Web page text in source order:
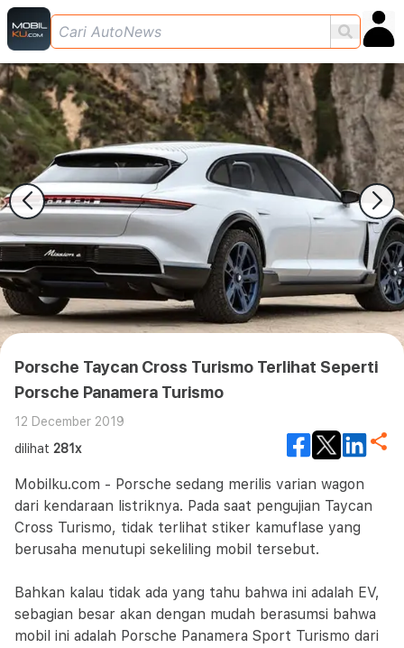
Porsche Taycan Cross Turismo Terlihat Seperti
Porsche Panamera Turismo
12 December 2019
dilihat 281x
Mobilku.com - Porsche sedang merilis varian wagon
dari kendaraan listriknya. Pada saat pengujian Taycan
Cross Turismo, tidak terlihat stiker kamuflase yang
berusaha menutupi sekeliling mobil tersebut.
Bahkan kalau tidak ada yang tahu bahwa ini adalah EV,
sebagian besar akan dengan mudah berasumsi bahwa
mobil ini adalah Porsche Panamera Sport Turismo dari